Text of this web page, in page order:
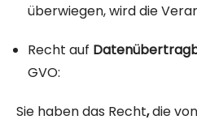
überwiegen, wird die
Recht auf
GVO:
Sie haben das Recht,die